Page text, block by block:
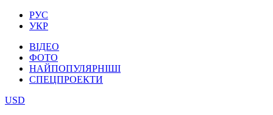
РУС
УКР
ВІДЕО
ФОТО
НАЙПОПУЛЯРНІШІ
СПЕЦПРОЕКТИ
USD